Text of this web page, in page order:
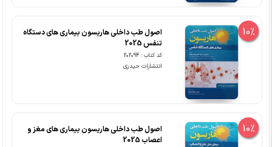
10%
اصول طب داخلی هاریسون بیماری های دستگاه
تنفس 2025
کد کتاب : 202094
انتشارات حیدری
10%
اصول طب داخلی هاریسون بیماری های مغز و
اعصاب 2025